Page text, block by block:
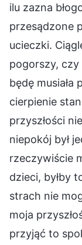
ilu zazna
przesądzone
ucieczki.
pogorszy, czy
będę musiała
cierpienie
przyszłości
niepokój był
rzeczywiście
dzieci, byłby
strach nie
moja
przyjąć to